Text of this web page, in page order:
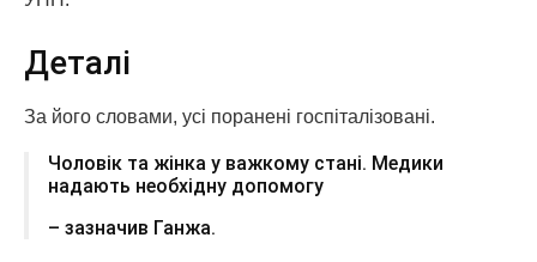
Деталі
За його словами, усі поранені госпіталізовані.
Чоловік та жінка у важкому стані. Медики
надають необхідну допомогу
– зазначив Ганжа.